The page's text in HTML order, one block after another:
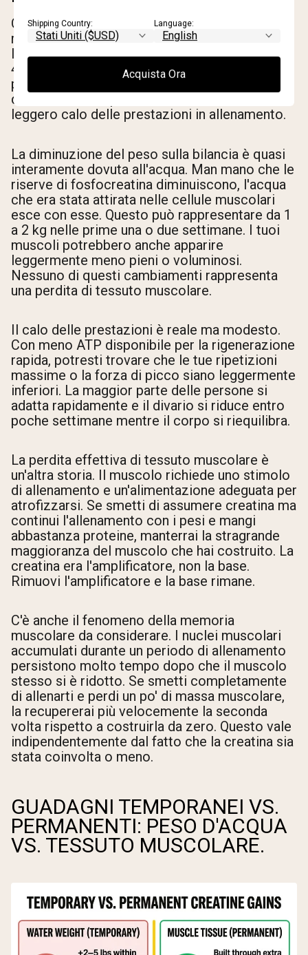
Quando smetti di assumere creatina, le riserve
muscolari di creatina tornano gradualmente ai
livelli di base. Questo processo richiede circa
4-6 settimane.
Durante quel periodo,
probabilmente noterai due cose: una
diminuzione del peso sulla bilancia e un
leggero calo delle prestazioni in allenamento.
La diminuzione del peso sulla bilancia è quasi
interamente dovuta all'acqua. Man mano che le
riserve di fosfocreatina diminuiscono, l'acqua
che era stata attirata nelle cellule muscolari
esce con esse. Questo può rappresentare da 1
a 2 kg nelle prime una o due settimane. I tuoi
muscoli potrebbero anche apparire
leggermente meno pieni o voluminosi.
Nessuno di questi cambiamenti rappresenta
una perdita di tessuto muscolare.
Il calo delle prestazioni è reale ma modesto.
Con meno ATP disponibile per la rigenerazione
rapida, potresti trovare che le tue ripetizioni
massime o la forza di picco siano leggermente
inferiori. La maggior parte delle persone si
adatta rapidamente e il divario si riduce entro
poche settimane mentre il corpo si riequilibra.
La perdita effettiva di tessuto muscolare è
un'altra storia. Il muscolo richiede uno stimolo
di allenamento e un'alimentazione adeguata per
atrofizzarsi. Se smetti di assumere creatina ma
continui l'allenamento con i pesi e mangi
abbastanza proteine, manterrai la stragrande
maggioranza del muscolo che hai costruito. La
creatina era l'amplificatore, non la base.
Rimuovi l'amplificatore e la base rimane.
C'è anche il fenomeno della memoria
muscolare da considerare. I nuclei muscolari
accumulati durante un periodo di allenamento
persistono molto tempo dopo che il muscolo
stesso si è ridotto. Se smetti completamente
di allenarti e perdi un po' di massa muscolare,
la recupererai più velocemente la seconda
volta rispetto a costruirla da zero. Questo vale
indipendentemente dal fatto che la creatina sia
stata coinvolta o meno.
GUADAGNI TEMPORANEI VS.
PERMANENTI: PESO D'ACQUA
VS. TESSUTO MUSCOLARE.
Shipping Country: Language:
Acquista Ora